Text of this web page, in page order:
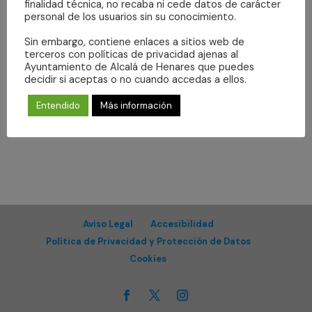
vistas
Suscribirse al calendario
Aviso Legal
Accesibilidad
Política de Privacidad y Protección de Datos
Cookies
finalidad técnica, no recaba ni cede datos de carácter
personal de los usuarios sin su conocimiento.
Sin embargo, contiene enlaces a sitios web de
terceros con políticas de privacidad ajenas al
Ayuntamiento de Alcalá de Henares que puedes
decidir si aceptas o no cuando accedas a ellos.
Entendido Más información